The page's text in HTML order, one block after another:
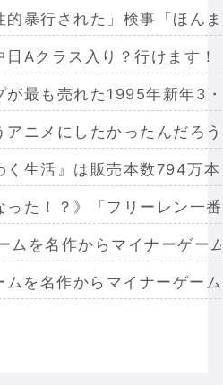
的暴行された」検事「ほ
日Aクラス入り？行けます！
が最も売れた1995年新年3
アニメにしたかったんだろ
く生活』は販売本数794万
った！？》「フリーレン
ムを名作からマイナーゲー
ムを名作からマイナーゲー